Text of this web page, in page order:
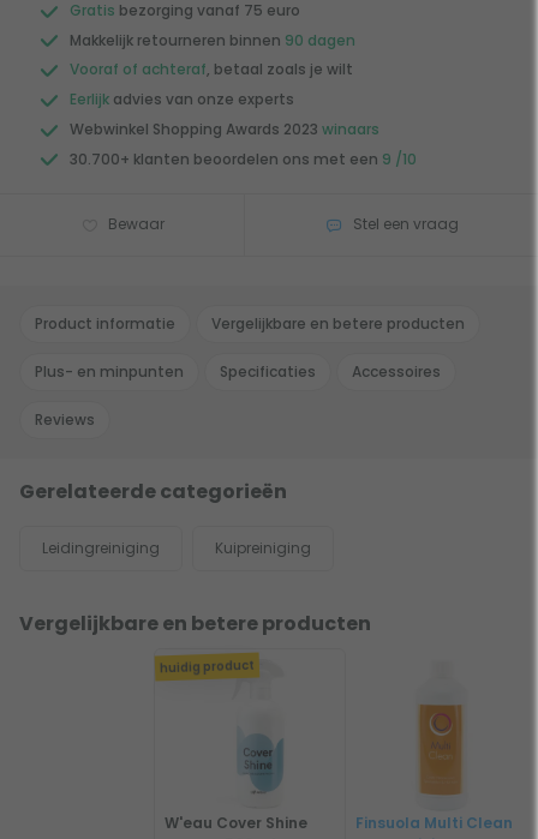
Gratis bezorging vanaf 75 euro
Makkelijk retourneren binnen 90 dagen
Vooraf of achteraf, betaal zoals je wilt
Eerlijk advies van onze experts
Webwinkel Shopping Awards 2023 winaars
30.700+ klanten beoordelen ons met een 9 /10
Bewaar Stel een vraag
Product informatie Vergelijkbare en betere producten
Plus- en minpunten Specificaties Accessoires
Reviews
Gerelateerde categorieën
Leidingreiniging Kuipreiniging
Vergelijkbare en betere producten
huidig product
W'eau Cover Shine
Finsuola Multi Clean